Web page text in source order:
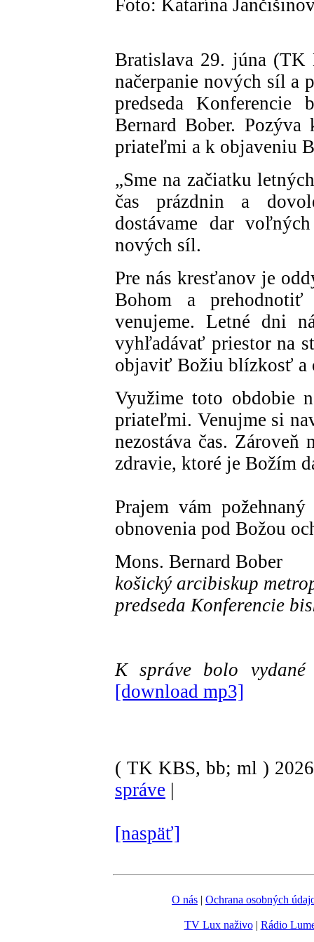
Foto: Katarína
Bratislava 29. júna
načerpanie nových síl a
predseda Konferencie
Bernard Bober.
priateľmi a k objaveniu
„Sme na začiatku
čas prázdnin a
dostávame dar
nových síl.
Pre nás kresťanov je
Bohom a
venujeme. Letné dni
vyhľadávať priestor na
objaviť Božiu blízkosť
Využime toto obdobie
priateľmi. Venujme si
nezostáva čas.
zdravie, ktoré je Božím
Prajem vám
obnovenia pod Božou
Mons. Bernard Bober
košický arcibiskup
predseda Konferencie
K správe bolo
[download mp3]
( TK KBS, bb; ml )
správe |
[naspäť]
O nás | Ochrana osobných
TV Lux naživo| Rádio